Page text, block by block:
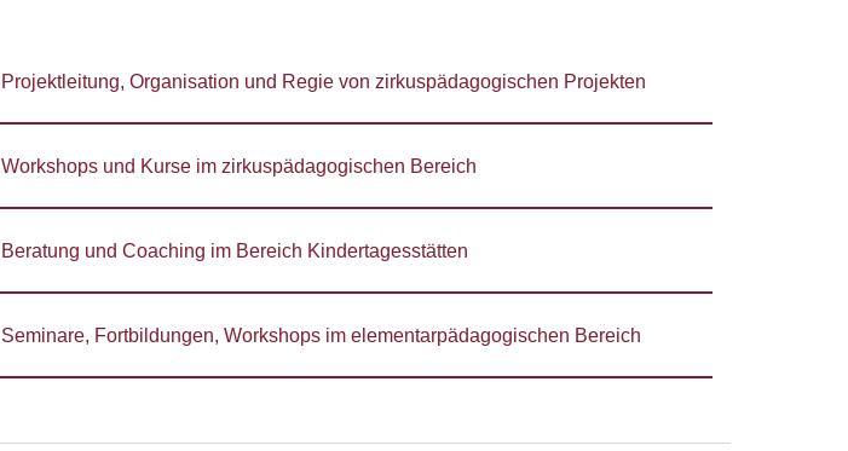
Projektleitung, Organisation und Regie von zirkuspädagogischen Projekten
Workshops und Kurse im zirkuspädagogischen Bereich
Beratung und Coaching im Bereich Kindertagesstätten
Seminare, Fortbildungen, Workshops im elementarpädagogischen Bereich